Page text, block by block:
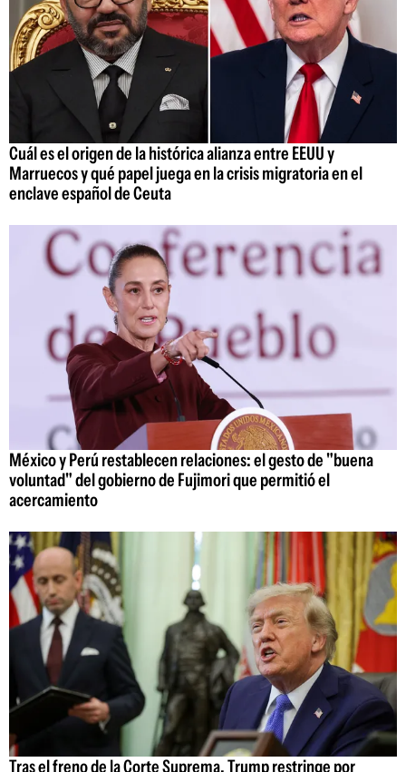
Cuál es el origen de la histórica alianza entre EEUU y
Marruecos y qué papel juega en la crisis migratoria en el
enclave español de Ceuta
México y Perú restablecen relaciones: el gesto de "buena
voluntad" del gobierno de Fujimori que permitió el
acercamiento
Tras el freno de la Corte Suprema, Trump restringe por